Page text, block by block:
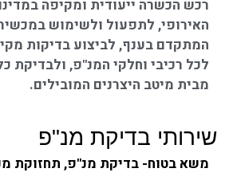
רכש הכשרה ייעודית ומקיפה
האירופי, לתפעול ולשימוש
המתקדם בענף, לביצוע בדיקות
לכל רכיבי וחלקי המנ"פ, ולבדיקת
מבית מיטב היצרנים המובילים.
שירותי בדיקת מנ"פ
משא בטוח- בדיקת מנ"פ, תחזוקת